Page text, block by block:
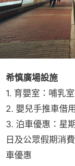
希慎廣場設施
1. 育嬰室：哺乳
2. 嬰兒手推車借
3. 泊車優惠：星
日及公眾假期消
車優惠